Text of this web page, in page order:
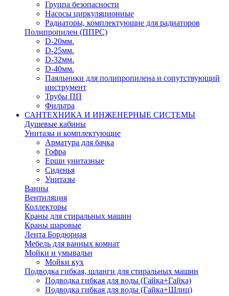
Группа безопасности
Насосы циркуляционные
Радиаторы, комплектующие для радиаторов
Полипропилен (ППРС)
D-20мм.
D-25мм.
D-32мм.
D-40мм.
Паяльники для полипропилена и сопутствующий
инструмент
Трубы ПП
Фильтра
САНТЕХНИКА И ИНЖЕНЕРНЫЕ СИСТЕМЫ
Душевые кабины
Унитазы и комплектующие
Арматура для бачка
Гофра
Ерши унитазные
Сиденья
Унитазы
Ванны
Вентиляция
Коллекторы
Краны для стиральных машин
Краны шаровые
Лента Бордюрная
Мебель для ванных комнат
Мойки и умывальн
Мойки кух
Подводка гибкая, шланги для стиральных машин
Подводка гибкая для воды (Гайка+Гайка)
Подводка гибкая для воды (Гайка+Шлиц)